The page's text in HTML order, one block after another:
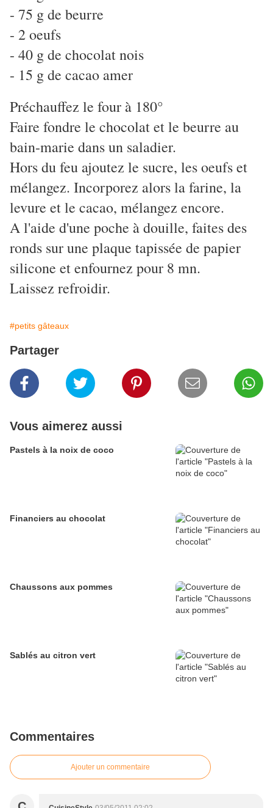
- 75 g de beurre
- 2 oeufs
- 40 g de chocolat nois
- 15 g de cacao amer
Préchauffez le four à 180°
Faire fondre le chocolat et le beurre au
bain-marie dans un saladier.
Hors du feu ajoutez le sucre, les oeufs et
mélangez. Incorporez alors la farine, la
levure et le cacao, mélangez encore.
A l'aide d'une poche à douille, faites des
ronds sur une plaque tapissée de papier
silicone et enfournez pour 8 mn.
Laissez refroidir.
#petits gâteaux
Partager
Vous aimerez aussi
Pastels à la noix de coco
Financiers au chocolat
Chaussons aux pommes
Sablés au citron vert
Commentaires
Ajouter un commentaire